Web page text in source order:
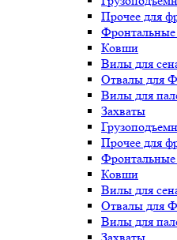
Прочее для
Ковши
Вилы для
Отвалы для
Вилы для
Захваты
Прочее для
Ковши
Вилы для
Отвалы для
Вилы для